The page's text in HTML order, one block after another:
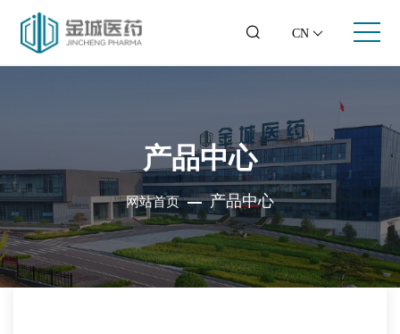
CN
产品中心
网站首页 产品中心